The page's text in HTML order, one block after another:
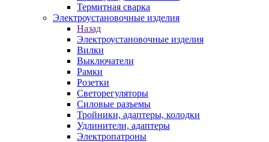
Термитная сварка
Электроустановочные изделия
Назад
Электроустановочные изделия
Вилки
Выключатели
Рамки
Розетки
Светорегуляторы
Силовые разъемы
Тройники, адаптеры, колодки
Удлинители, адаптеры
Электропатроны